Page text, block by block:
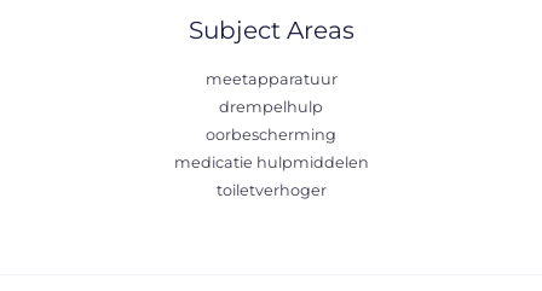
Subject Areas
meetapparatuur
drempelhulp
oorbescherming
medicatie hulpmiddelen
toiletverhoger